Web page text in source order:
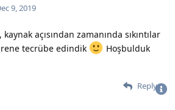
9, 2019
açısından zamanında sıkıntılar
tecrübe edindik
Hoşbulduk
Reply
iletişime geç|